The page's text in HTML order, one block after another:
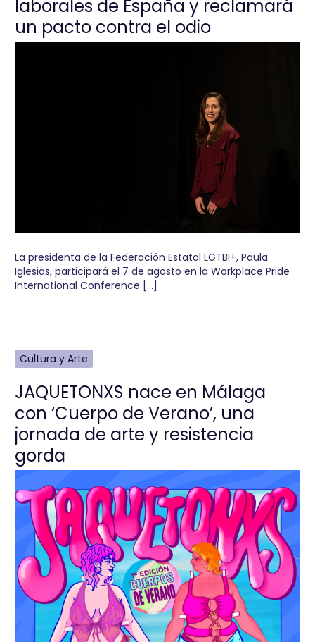
laborales de España y reclamará
un pacto contra el odio
La presidenta de la Federación Estatal LGTBI+, Paula
Iglesias, participará el 7 de agosto en la Workplace Pride
International Conference […]
Cultura y Arte
JAQUETONXS nace en Málaga
con ‘Cuerpo de Verano’, una
jornada de arte y resistencia
gorda